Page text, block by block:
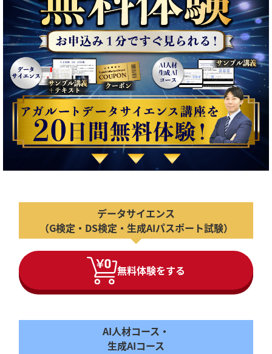
データサイエンス
（G検定・DS検定・生成AIパスポート試験）
無料体験をする
AI人材コース・
生成AIコース